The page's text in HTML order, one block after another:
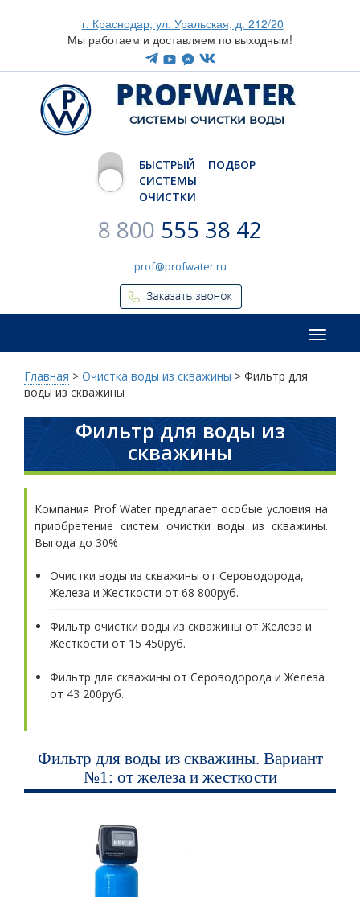
г. Краснодар, ул. Уральская, д. 212/20
Мы работаем и доставляем по выходным!
CИСТЕМЫ ОЧИСТКИ ВОДЫ
БЫСТРЫЙ ПОДБОР
СИСТЕМЫ
ОЧИСТКИ
8 800 555 38 42
prof@profwater.ru
Меню
Главная > Очистка воды из скважины > Фильтр для
воды из скважины
Фильтр для воды из
скважины
Компания Prof Water предлагает особые условия на
приобретение систем очистки воды из скважины.
Выгода до 30%
Очистки воды из скважины от Сероводорода,
Железа и Жесткости от 68 800руб.
Фильтр очистки воды из скважины от Железа и
Жесткости от 15 450руб.
Фильтр для скважины от Сероводорода и Железа
от 43 200руб.
Фильтр для воды из скважины. Вариант
№1: от железа и жесткости